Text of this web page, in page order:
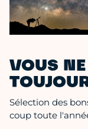
VOUS
Sélection des
coup toute